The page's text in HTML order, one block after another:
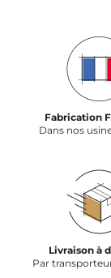
Fabrication
Dans nos
Livraison à
Par